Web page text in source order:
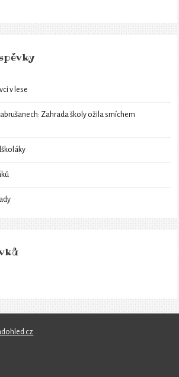
v lese
Zahrada školy ožila smíchem